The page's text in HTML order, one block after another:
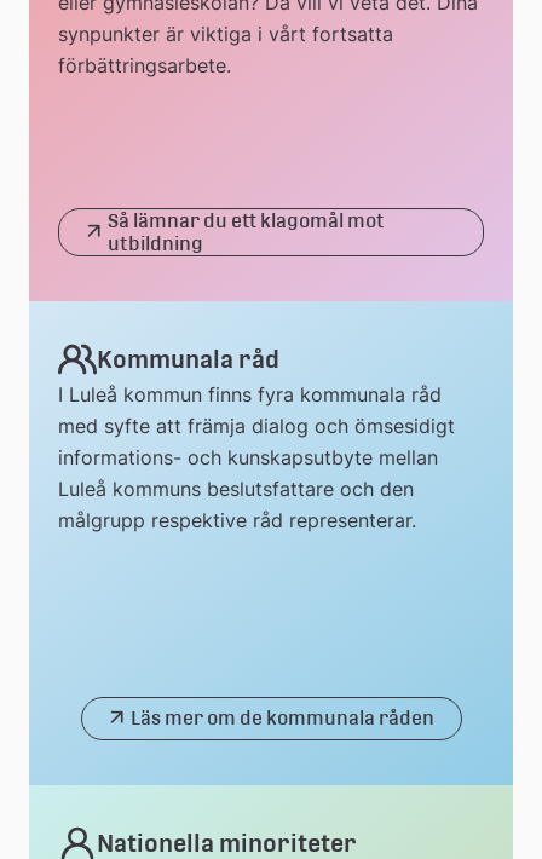
synpunkter är viktiga i vårt fortsatta
förbättringsarbete.
Så lämnar du ett klagomål mot
utbildning
Kommunala råd
I Luleå kommun finns fyra kommunala råd
med syfte att främja dialog och ömsesidigt
informations- och kunskapsutbyte mellan
Luleå kommuns beslutsfattare och den
målgrupp respektive råd representerar.
Läs mer om de kommunala råden
Nationella minoriteter